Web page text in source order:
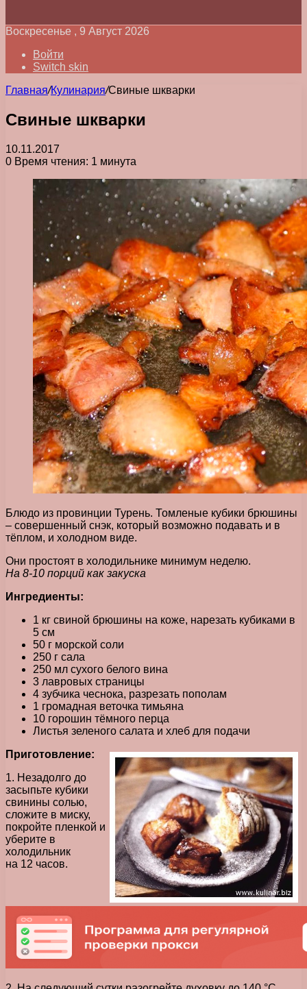
Воскресенье , 9 Август 2026
Войти
Switch skin
Главная/Кулинария/Свиные шкварки
Свиные шкварки
10.11.2017
0 Время чтения: 1 минута
Блюдо из провинции Турень. Томленые кубики брюшины
– совершенный снэк, который возможно подавать и в
тёплом, и холодном виде.
Они простоят в холодильнике минимум неделю.
На 8-10 порций как закуска
Ингредиенты:
1 кг свиной брюшины на коже, нарезать кубиками в
5 см
50 г морской соли
250 г сала
250 мл сухого белого вина
3 лавровых страницы
4 зубчика чеснока, разрезать пополам
1 громадная веточка тимьяна
10 горошин тёмного перца
Листья зеленого салата и хлеб для подачи
Приготовление:
1. Незадолго до
засыпьте кубики
свинины солью,
сложите в миску,
покройте пленкой и
уберите в
холодильник
на 12 часов.